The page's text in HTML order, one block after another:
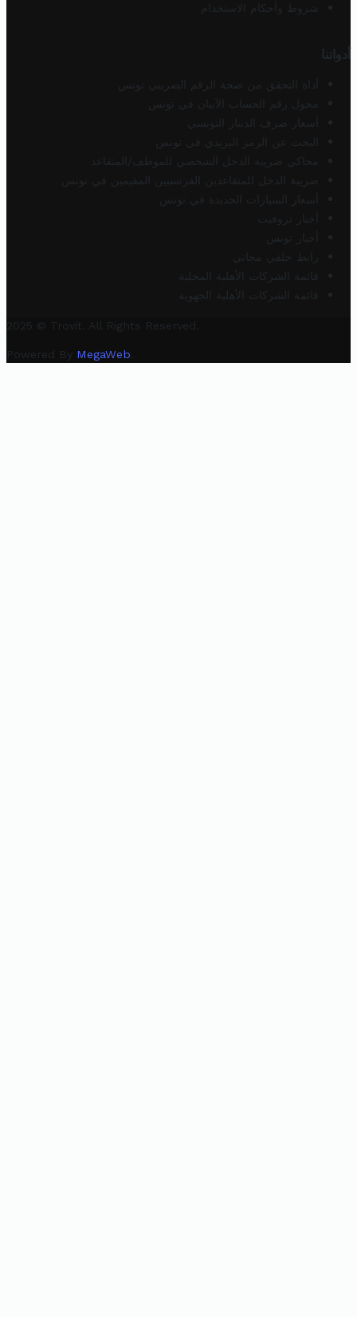
شروط وأحكام الاستخدام
أدواتنا
أداة التحقق من صحة الرقم الضريبي تونس
محول رقم الحساب الآيبان في تونس
أسعار صرف الدينار التونسي
البحث عن الرمز البريدي في تونس
محاكي ضريبة الدخل الشخصي للموظف/المتقاعد
ضريبة الدخل للمتقاعدين الفرنسيين المقيمين في تونس
أسعار السيارات الجديدة في تونس
أخبار تروفيت
أخبار تونس
رابط خلفي مجاني
قائمة الشركات الأهلية المحلية
قائمة الشركات الأهلية الجهوية
2025 © Trovit. All Rights Reserved.
Powered By MegaWeb